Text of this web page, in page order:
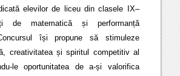
elevilor de liceu din clasele IX–
de matematică și performanță
își propune să stimuleze
creativitatea și spiritul competitiv al
le oportunitatea de a-și valorifica